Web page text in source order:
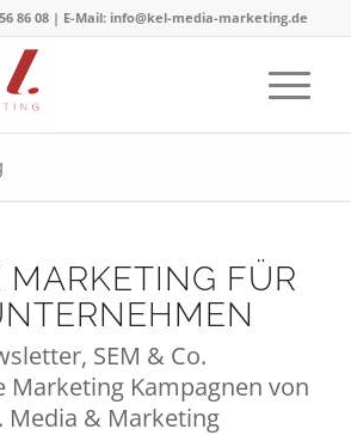
86 08 | E-Mail: info@kel-media-marketing.de
FÜR
SEM & Co.
Marketing Kampagnen von
Media & Marketing